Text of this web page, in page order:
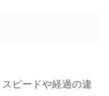
ピードや経過の違